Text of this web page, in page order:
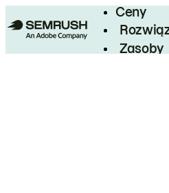
Ceny
Zasoby